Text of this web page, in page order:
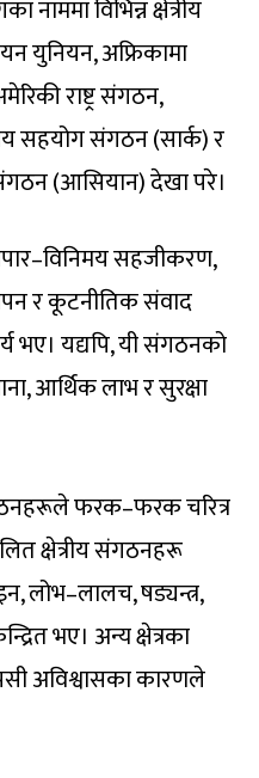
नाममा विभिन्न क्षेत्रीय
युनियन, अफ्रिकामा
राष्ट्र संगठन,
सहयोग संगठन (सार्क) र
(आसियान) देखा परे।
सहजीकरण,
र कूटनीतिक संवाद
भए। यद्यपि, यी संगठनको
आर्थिक लाभ र सुरक्षा
फरक–फरक चरित्र
क्षेत्रीय संगठनहरू
लोभ–लालच, षड्यन्त्र,
भए। अन्य क्षेत्रका
अविश्वासका कारणले